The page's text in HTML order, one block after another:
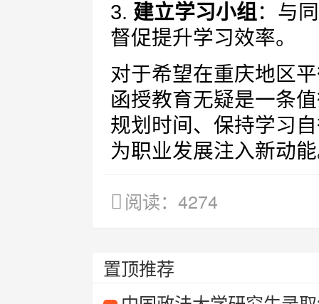
3. 建立学习小组：与
督促提升学习效率。
对于希望在重庆地区
函授教育无疑是一条
规划时间、保持学习
为职业发展注入新动
阅读：4274
置顶推荐